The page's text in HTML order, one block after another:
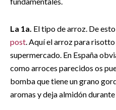
La 1a. El tipo de arroz. De
post. Aquí el arroz para
supermercado. En España
como arroces parecidos os
bomba que tiene un grano
aromas y deja almidón